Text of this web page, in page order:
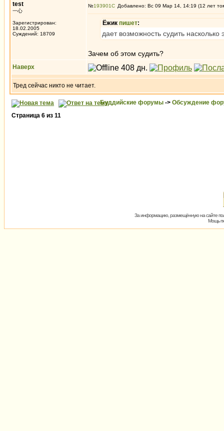
test
一心
Зарегистрирован:
18.02.2005
Суждений: 18709
№193901 Добавлено: Вс 09 Мар 14, 14:19 (12 лет
Ёжик пишет:
дает возможность судить
Зачем об этом судить?
Наверх
Тред сейчас никто не читает.
Буддийские форумы -> Обсуждение
Страница 6 из 11
За информацию, размещённую на сайте
Мощь